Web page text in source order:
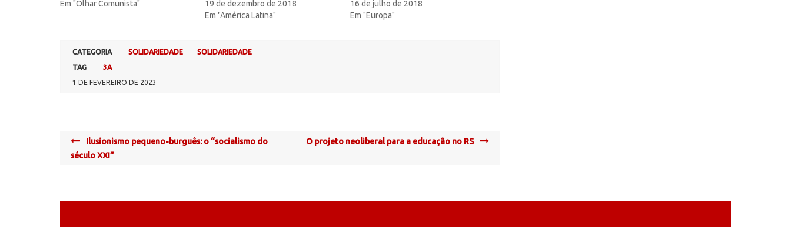
Em "Olhar Comunista"
19 de dezembro de 2018
Em "América Latina"
16 de julho de 2018
Em "Europa"
CATEGORIA SOLIDARIEDADE
SOLIDARIEDADE
TAG
3A
1 DE FEVEREIRO DE 2023
Post
navigation
Ilusionismo pequeno-burguês: o “socialismo do
século XXI”
O projeto neoliberal para a educação no RS